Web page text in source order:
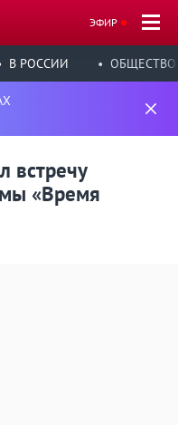
ЭФИР
В РОССИИ ОБЩЕСТВО
встречу
«Время